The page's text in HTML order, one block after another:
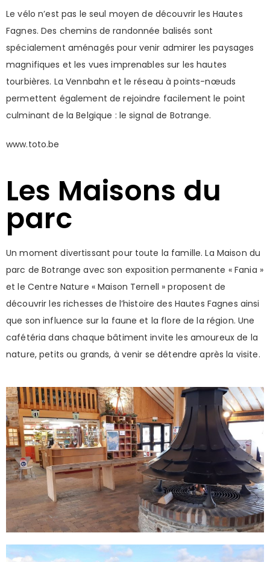
Le vélo n’est pas le seul moyen de découvrir les Hautes
Fagnes. Des chemins de randonnée balisés sont
spécialement aménagés pour venir admirer les paysages
magnifiques et les vues imprenables sur les hautes
tourbières. La Vennbahn et le réseau à points-nœuds
permettent également de rejoindre facilement le point
culminant de la Belgique : le signal de Botrange.
www.toto.be
Les Maisons du
parc
Un moment divertissant pour toute la famille. La Maison du
parc de Botrange avec son exposition permanente « Fania »
et le Centre Nature « Maison Ternell » proposent de
découvrir les richesses de l’histoire des Hautes Fagnes ainsi
que son influence sur la faune et la flore de la région. Une
cafétéria dans chaque bâtiment invite les amoureux de la
nature, petits ou grands, à venir se détendre après la visite.